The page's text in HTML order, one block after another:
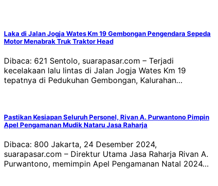
Laka di Jalan Jogja Wates Km 19 Gembongan Pengendara Sepeda
Motor Menabrak Truk Traktor Head
Dibaca: 621 Sentolo, suarapasar.com – Terjadi
kecelakaan lalu lintas di Jalan Jogja Wates Km 19
tepatnya di Pedukuhan Gembongan, Kalurahan…
Pastikan Kesiapan Seluruh Personel, Rivan A. Purwantono Pimpin
Apel Pengamanan Mudik Nataru Jasa Raharja
Dibaca: 800 Jakarta, 24 Desember 2024,
suarapasar.com – Direktur Utama Jasa Raharja Rivan A.
Purwantono, memimpin Apel Pengamanan Natal 2024…